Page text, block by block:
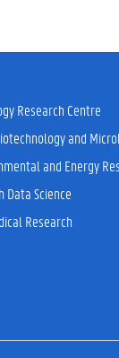
Research Centre
and
and Energy
Data Science
Research